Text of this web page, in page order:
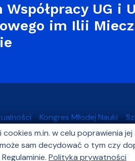
Współpracy UG i
im Ilii
Kongres Młodej Nauki
cookies m.in. w celu poprawienia
sam decydować o tym czy
Polityka prywatności